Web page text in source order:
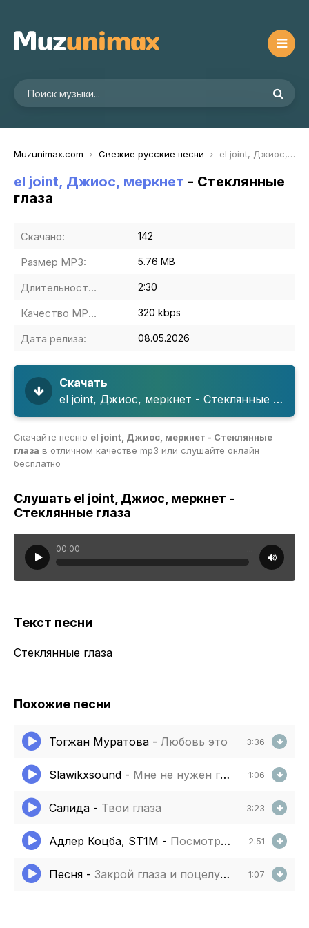
Muzunimax.com Свежие русские песни el joint, Джиос, меркнет - Стеклянные глаза
el joint, Джиос, меркнет - Стеклянные
глаза
Скачано: 142
Размер MP3: 5.76 MB
Длительность MP3: 2:30
Качество MP3: 320 kbps
Дата релиза: 08.05.2026
Скачать
el joint, Джиос, меркнет - Стеклянные глаза
Скачайте песню el joint, Джиос, меркнет - Стеклянные
глаза в отличном качестве mp3 или слушайте онлайн
бесплатно
Слушать el joint, Джиос, меркнет -
Стеклянные глаза
00:00 ...
Текст песни
Стеклянные глаза
Похожие песни
Тогжан Муратова - Любовь это 3:36
Slawikxsound - Мне не нужен глянец 1:06
Салида - Твои глаза 3:23
Адлер Коцба, ST1M - Посмотри в мои глаза 2:51
Песня - Закрой глаза и поцелуй как в самый первый раз 1:07